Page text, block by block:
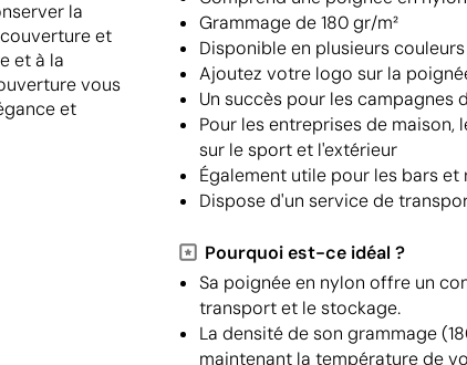
la
et
et à la
vous
et
Grammage de 180 gr/m²
Disponible en plusieurs couleurs
Ajoutez votre logo sur la
Un succès pour les campagnes
Pour les entreprises de maison,
sur le sport et l'extérieur
Également utile pour les bars
Dispose d'un service de
Pourquoi est-ce idéal ?
Sa poignée en nylon offre un
transport et le stockage.
La densité de son grammage
maintenant la température de